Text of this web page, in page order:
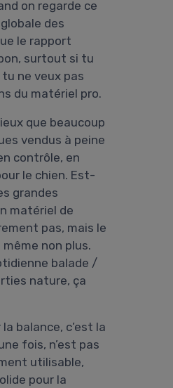
on regarde ce
des
le rapport
surtout si tu
ne veux pas
du matériel pro.
que beaucoup
vendus à peine
contrôle, en
le chien. Est-
grandes
matériel de
pas, mais le
non plus.
balade /
nature, ça
balance, c’est la
fois, n’est pas
utilisable,
pour la